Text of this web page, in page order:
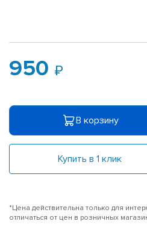
950
В корзину
Купить в 1 клик
*Цена действительна только для
отличаться от цен в розничных